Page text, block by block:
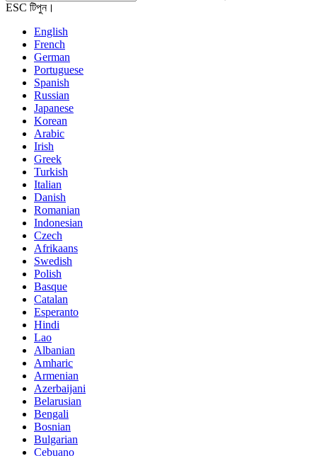
ESC টিপুন।
English
French
German
Portuguese
Spanish
Russian
Japanese
Korean
Arabic
Irish
Greek
Turkish
Italian
Danish
Romanian
Indonesian
Czech
Afrikaans
Swedish
Polish
Basque
Catalan
Esperanto
Hindi
Lao
Albanian
Amharic
Armenian
Azerbaijani
Belarusian
Bengali
Bosnian
Bulgarian
Cebuano